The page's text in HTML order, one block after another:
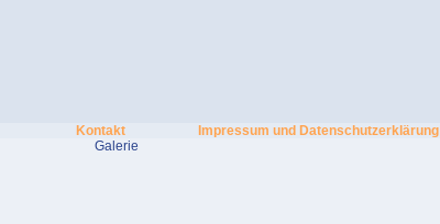
Kontakt Impressum und Datenschutzerklärung
Galerie